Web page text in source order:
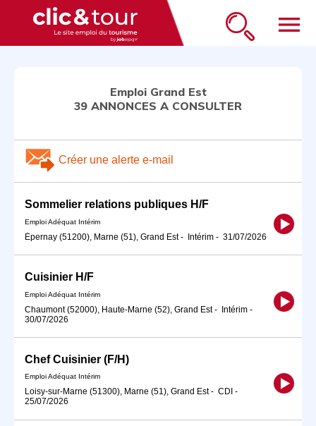
menu
Emploi Grand Est
39 ANNONCES A CONSULTER
Créer une alerte e-mail
Sommelier relations publiques H/F
Emploi Adéquat Intérim
Épernay (51200), Marne (51), Grand Est- Intérim - 31/07/2026
Cuisinier H/F
Emploi Adéquat Intérim
Chaumont (52000), Haute-Marne (52), Grand Est- Intérim -
30/07/2026
Chef Cuisinier (F/H)
Emploi Adéquat Intérim
Loisy-sur-Marne (51300), Marne (51), Grand Est- CDI -
25/07/2026